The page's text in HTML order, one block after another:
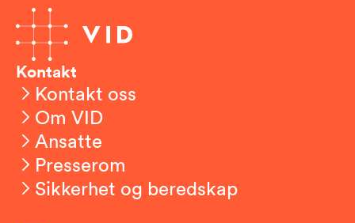
Kontakt
Kontakt oss
Om VID
Ansatte
Presserom
Sikkerhet og beredskap